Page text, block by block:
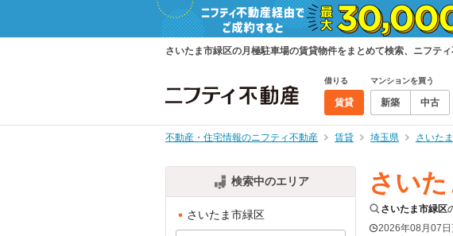
さいたま市緑区の月極駐車場の賃貸物件をまとめて検索、ニフテ
借りる
賃貸
マンションを買う
新築 中古
不動産・住宅情報のニフティ不動産 賃貸 埼玉県 さいた
検索中のエリア
さいたま市緑区
さい
さいたま市緑区
2026年08月07日